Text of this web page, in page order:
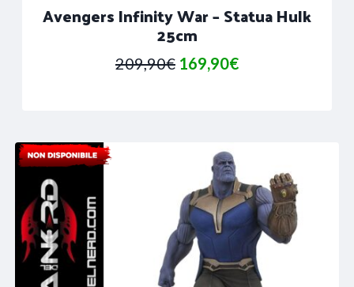
Avengers Infinity War – Statua Hulk
25cm
209,90€ Il
209,90€.
169,90€Il